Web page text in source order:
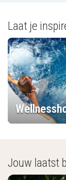
Laat je
Jouw laatst